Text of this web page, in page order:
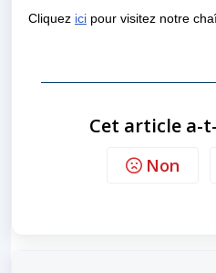
Cliquez ici pour visitez notre
Cet article a-
Non